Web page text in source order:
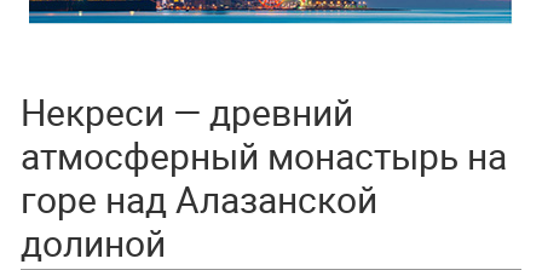
Некреси — древний
атмосферный монастырь на
горе над Алазанской
долиной